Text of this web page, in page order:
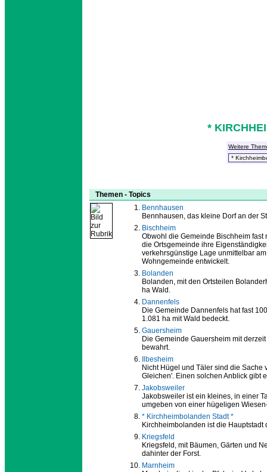
*
Weitere
Themen - Topics
Bennhausen
Bennhausen, das kleine Dorf an der
Bischheim
Obwohl die Gemeinde Bischheim
die Ortsgemeinde ihre
verkehrsgünstige Lage unmittelbar
Wohngemeinde entwickelt.
Bolanden
Bolanden, mit den Ortsteilen
ha Wald.
Dannenfels
Die Gemeinde Dannenfels hat fast
1.081 ha mit Wald bedeckt.
Gauersheim
Die Gemeinde Gauersheim mit
bewahrt.
Ilbesheim
Nicht Hügel und Täler sind die Sache
Gleichen'. Einen solchen Anblick gibt
Jakobsweiler
Jakobsweiler ist ein kleines, in einer
umgeben von einer hügeligen
* Kirchheimbolanden Stadt *
Kirchheimbolanden ist die
Kriegsfeld
Kriegsfeld, mit Bäumen, Gärten und
dahinter der Forst.
Marnheim